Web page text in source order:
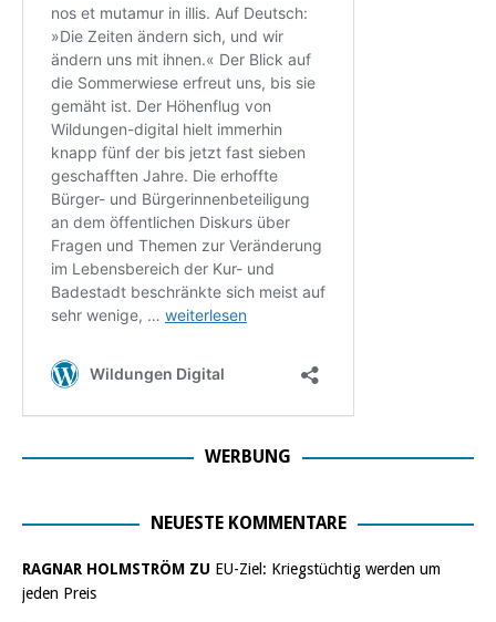
WERBUNG
NEUESTE KOMMENTARE
RAGNAR HOLMSTRÖM ZU EU-Ziel: Kriegstüchtig werden um
jeden Preis